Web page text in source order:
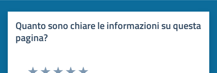
Quanto sono chiare le informazioni su questa
pagina?